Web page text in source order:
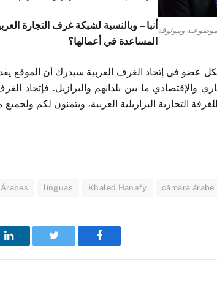
وموثوقة أنبا – وبالنسبة لشبكة غرف التجارة
المساعدة في أعمالها؟
عضو في إتحاد الغرف العربية سيدرك أن الموقع
والإقتصادي ما بين بلدانهم والبرازيل. فإتحاد
التجارية البرازيلية العربية، ويتمنون لكم
câmara árabe
Khaled Hanafy
línguas
فيسبوك تويتر